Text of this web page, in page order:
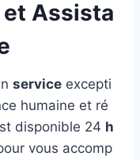
Assista
service excepti
humaine et ré
disponible 24 h
vous accomp